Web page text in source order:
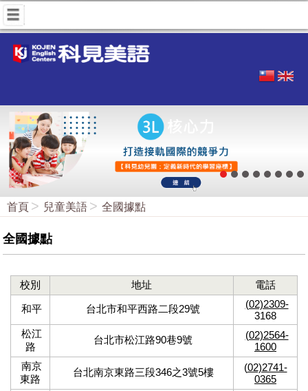
首頁 兒童美語 全國據點
全國據點
校別 地址 電話
和平 台北市和平西路二段29號
(02)2309-
3168
松江
路
台北市松江路90巷9號
(02)2564-
1600
南京
東路
台北南京東路三段346之3號5樓 (02)2741-
0365